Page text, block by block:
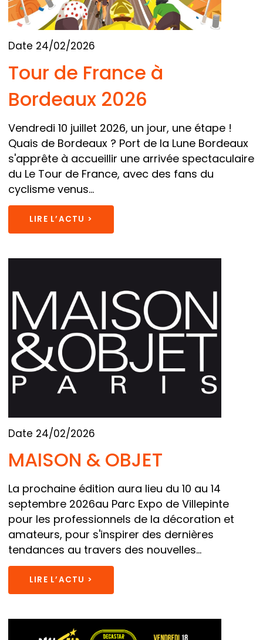
Date 24/02/2026
Tour de France à
Bordeaux 2026
Vendredi 10 juillet 2026, un jour, une étape !
Quais de Bordeaux ? Port de la Lune Bordeaux
s'apprête à accueillir une arrivée spectaculaire
du Le Tour de France, avec des fans du
cyclisme venus...
LIRE L’ACTU >
Date 24/02/2026
MAISON & OBJET
La prochaine édition aura lieu du 10 au 14
septembre 2026au Parc Expo de Villepinte
pour les professionnels de la décoration et
amateurs, pour s'inspirer des dernières
tendances au travers des nouvelles...
LIRE L’ACTU >